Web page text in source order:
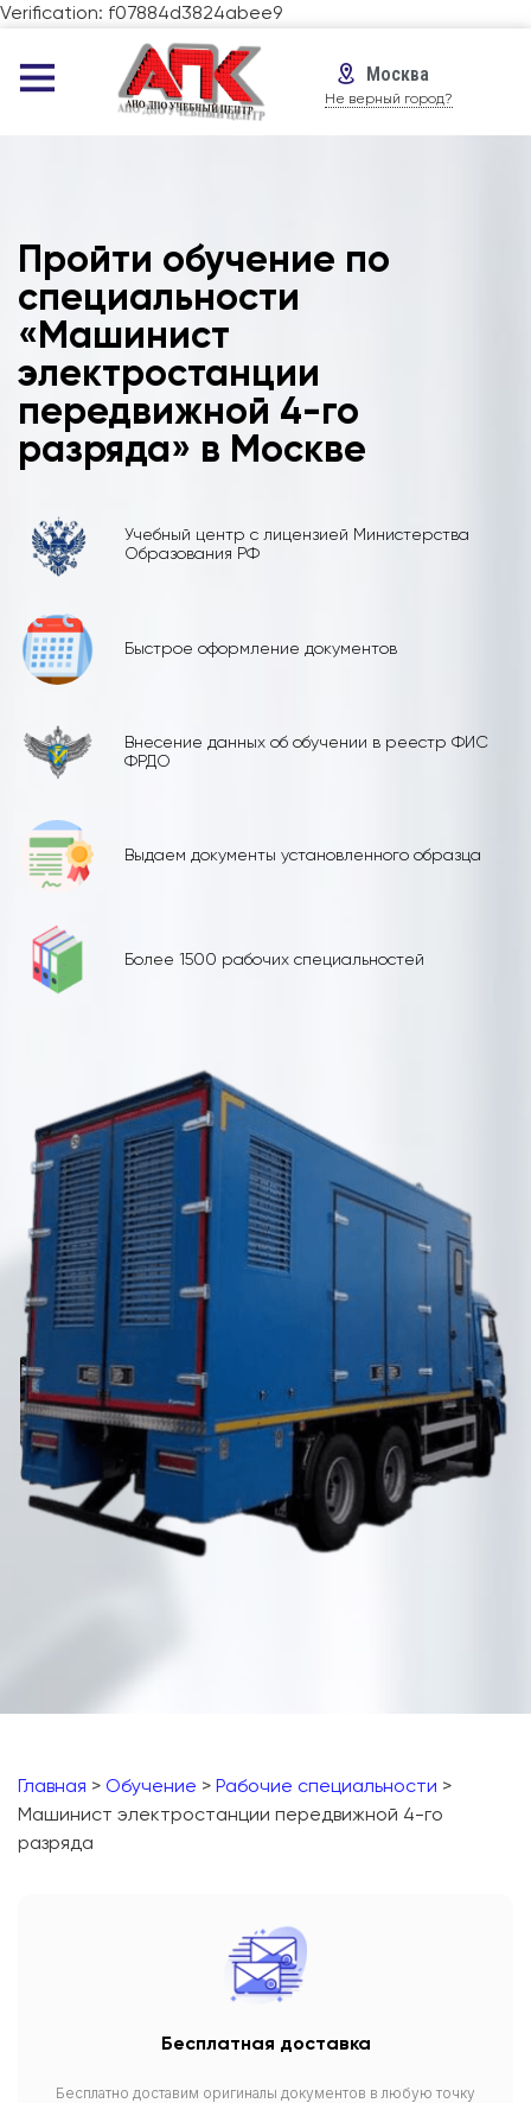
Verification: f07884d3824abee9
Москва
Не верный город?
Пройти обучение по
специальности
«Машинист
электростанции
передвижной 4-го
разряда» в Москве
Учебный центр с лицензией Министерства
Образования РФ
Быстрое оформление документов
Внесение данных об обучении в реестр ФИС
ФРДО
Выдаем документы установленного образца
Более 1500 рабочих специальностей
Главная > Обучение > Рабочие специальности >
Машинист электростанции передвижной 4-го
разряда
Бесплатная доставка
Бесплатно доставим оригиналы документов в любую точку